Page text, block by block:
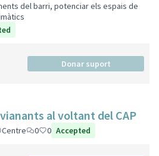
del barri, potenciar els espais de
Donar suport
al voltant del CAP
de Barri
Centre 0 0 Accepted